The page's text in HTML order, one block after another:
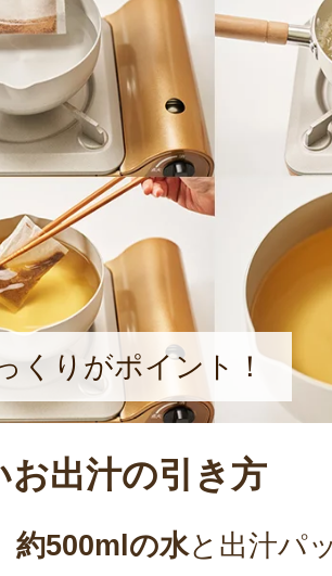
くりがポイント！
お出汁の引き方
約500mlの水と出汁パ